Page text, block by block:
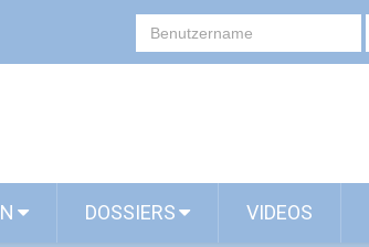
DOSSIERS VIDEOS